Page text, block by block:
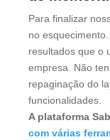
Para finalizar
no
resultados que o
empresa. Não
repaginação do
funcionalidades.
A plataforma
com várias